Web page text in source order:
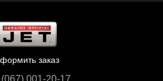
заказ
001-20-17